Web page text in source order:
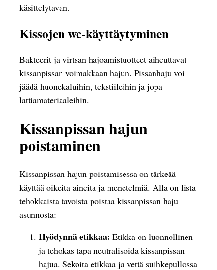
käsittelytavan.
Kissojen wc-käyttäytyminen
Bakteerit ja virtsan hajoamistuotteet aiheuttavat
kissanpissan voimakkaan hajun. Pissanhaju voi
jäädä huonekaluihin, tekstiileihin ja jopa
lattiamateriaaleihin.
Kissanpissan hajun
poistaminen
Kissanpissan hajun poistamisessa on tärkeää
käyttää oikeita aineita ja menetelmiä. Alla on lista
tehokkaista tavoista poistaa kissanpissan haju
asunnosta:
Hyödynnä etikkaa: Etikka on luonnollinen
ja tehokas tapa neutralisoida kissanpissan
hajua. Sekoita etikkaa ja vettä suihkepullossa